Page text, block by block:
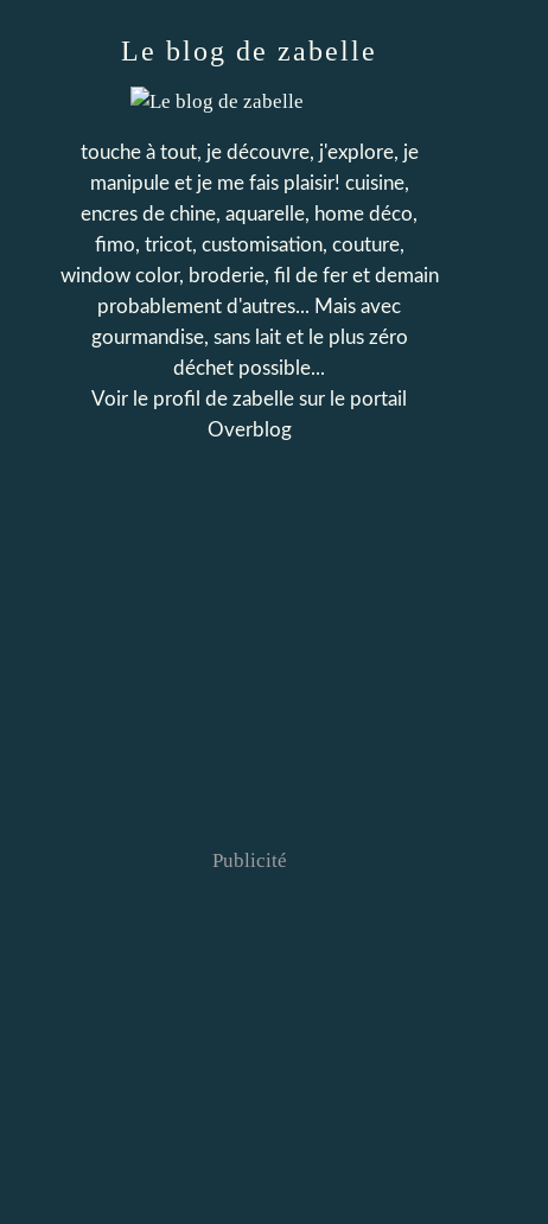
Le blog de zabelle
touche à tout, je découvre, j'explore, je
manipule et je me fais plaisir! cuisine,
encres de chine, aquarelle, home déco,
fimo, tricot, customisation, couture,
window color, broderie, fil de fer et demain
probablement d'autres... Mais avec
gourmandise, sans lait et le plus zéro
déchet possible...
Voir le profil de zabelle sur le portail
Overblog
Publicité